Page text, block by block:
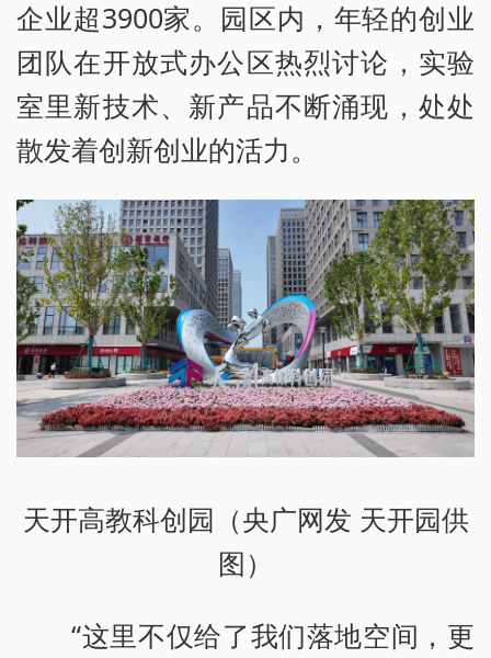
企业超3900家。园区内，年轻的创业
团队在开放式办公区热烈讨论，实验
室里新技术、新产品不断涌现，处处
散发着创新创业的活力。
天开高教科创园（央广网发 天开园供
图）
“这里不仅给了我们落地空间，更